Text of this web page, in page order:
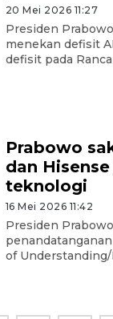
20 Mei 2026 11:27
Presiden
menekan defisit
defisit pada
Prabowo
dan
teknologi
16 Mei 2026 11:42
Presiden
of Understanding/
26